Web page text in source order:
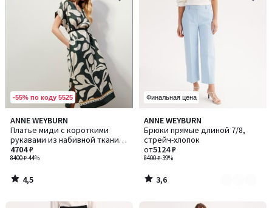
-55% по коду 5525
ANNE WEYBURN
Платье миди с короткими
рукавами из набивной ткани с
графическим рисунком
8400 ₽-44%
4704 ₽
4,5
/ 5
4,5
/
Финальная цена
ANNE WEYBURN
Брюки прямые длиной 7/8,
стрейч-хлопок
8400 ₽-39%
от5124 ₽
3,6
/ 5
Количество
цветов:
2
3,6
/